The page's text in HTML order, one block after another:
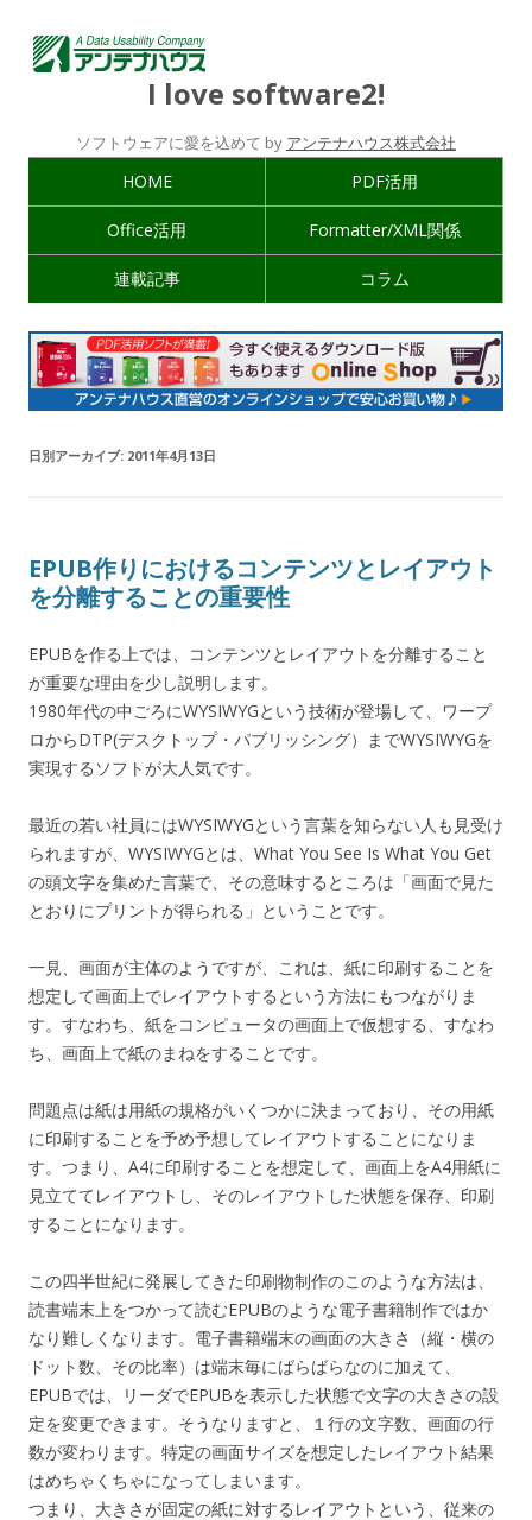
I love software2!
ソフトウェアに愛を込めて by アンテナハウス株式会社
HOME PDF活用
Office活用 Formatter/XML関係
連載記事 コラム
日別アーカイブ: 2011年4月13日
EPUB作りにおけるコンテンツとレイアウト
を分離することの重要性
EPUBを作る上では、コンテンツとレイアウトを分離すること
が重要な理由を少し説明します。
1980年代の中ごろにWYSIWYGという技術が登場して、ワープ
ロからDTP(デスクトップ・パブリッシング）までWYSIWYGを
実現するソフトが大人気です。
最近の若い社員にはWYSIWYGという言葉を知らない人も見受け
られますが、WYSIWYGとは、What You See Is What You Get
の頭文字を集めた言葉で、その意味するところは「画面で見た
とおりにプリントが得られる」ということです。
一見、画面が主体のようですが、これは、紙に印刷することを
想定して画面上でレイアウトするという方法にもつながりま
す。すなわち、紙をコンピュータの画面上で仮想する、すなわ
ち、画面上で紙のまねをすることです。
問題点は紙は用紙の規格がいくつかに決まっており、その用紙
に印刷することを予め予想してレイアウトすることになりま
す。つまり、A4に印刷することを想定して、画面上をA4用紙に
見立ててレイアウトし、そのレイアウトした状態を保存、印刷
することになります。
この四半世紀に発展してきた印刷物制作のこのような方法は、
読書端末上をつかって読むEPUBのような電子書籍制作ではか
なり難しくなります。電子書籍端末の画面の大きさ（縦・横の
ドット数、その比率）は端末毎にばらばらなのに加えて、
EPUBでは、リーダでEPUBを表示した状態で文字の大きさの設
定を変更できます。そうなりますと、１行の文字数、画面の行
数が変わります。特定の画面サイズを想定したレイアウト結果
はめちゃくちゃになってしまいます。
つまり、大きさが固定の紙に対するレイアウトという、従来の